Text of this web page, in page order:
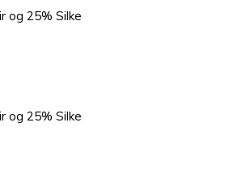
og 25% Silke
og 25% Silke